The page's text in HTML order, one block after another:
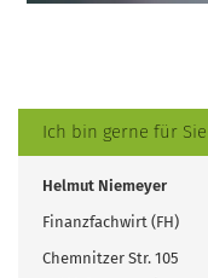
Ich bin gerne für
Helmut Niemeyer
Finanzfachwirt (FH)
Chemnitzer Str. 105